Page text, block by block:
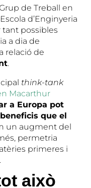
de Treball en
d’Enginyeria
tant possibles
a dia de
relació de
.
think-tank
Macarthur
a Europa pot
que el
un augment del
permetria
primeres i
això